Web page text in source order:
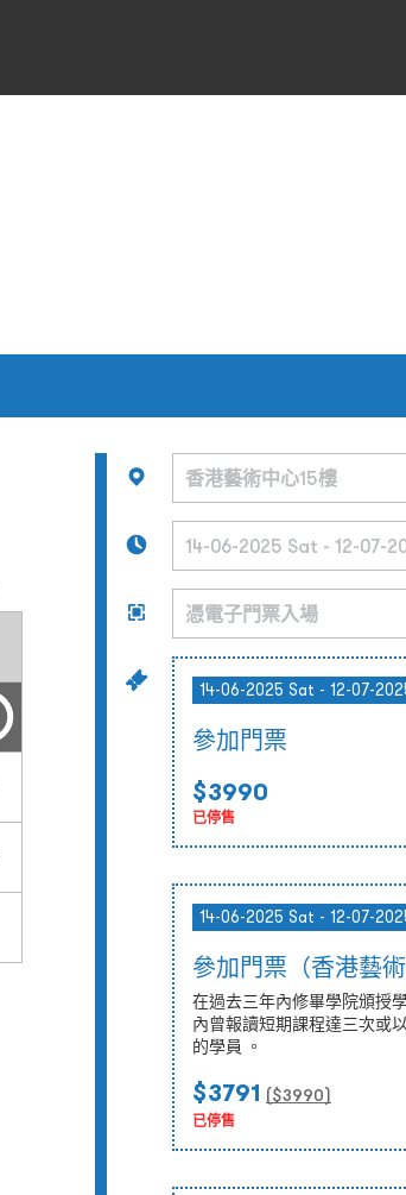
14-06-2025 Sat - 12-07-
參加門票
$3990
已停售
14-06-2025 Sat - 12-07-
參加門票（香港藝術
在過去三年內修畢學院頒授
內曾報讀短期課程達三次或
的學員 。
$3791 ($3990)
已停售